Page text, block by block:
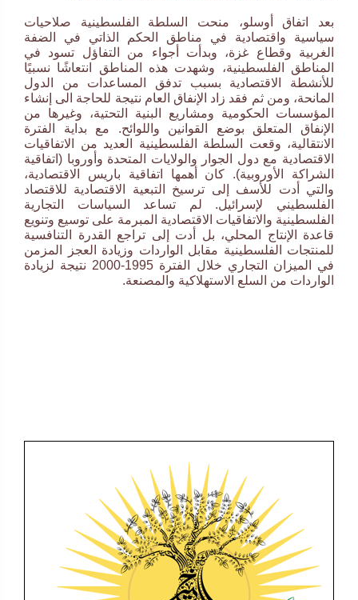
بعد اتفاق أوسلو، منحت السلطة الفلسطينية صلاحيات
سياسية واقتصادية في مناطق الحكم الذاتي في الضفة
الغربية وقطاع غزة، وبدأت أجواء من التفاؤل تسود في
المناطق الفلسطينية، وشهدت هذه المناطق انتعاشًا نسبيًا
للأنشطة الاقتصادية بسبب تدفق المساعدات من الدول
المانحة، ومن ثم فقد زاد الإنفاق العام نتيجة للحاجة الى إنشاء
المؤسسات الحكومية ومشاريع البنية التحتية، وغيرها من
الإنفاق المتعلق بوضع القوانين واللوائح. مع بداية الفترة
الانتقالية، وقعت السلطة الفلسطينية العديد من الاتفاقيات
الاقتصادية مع دول الجوار والولايات المتحدة وأوروبا (اتفاقية
الشراكة الأوروبية). كان أهمها اتفاقية باريس الاقتصادية،
والتي أدت للأسف إلى ترسيخ التبعية الاقتصادية للاقتصاد
الفلسطيني لإسرائيل. لم تساعد السياسات التجارية
الفلسطينية والاتفاقيات الاقتصادية المبرمة على توسيع وتنويع
قاعدة الإنتاج المحلي، بل أدت إلى تراجع القدرة التنافسية
للمنتجات الفلسطينية مقابل الواردات وزيادة العجز المزمن
في الميزان التجاري خلال الفترة 1995-2000 نتيجة لزيادة
الواردات من السلع الاستهلاكية والمصنعة.